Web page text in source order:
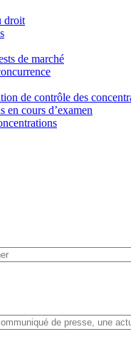
droit
de marché
de contrôle des
en cours d’examen